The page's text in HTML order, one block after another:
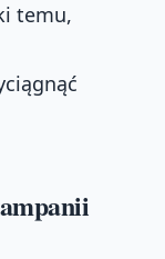
temu,